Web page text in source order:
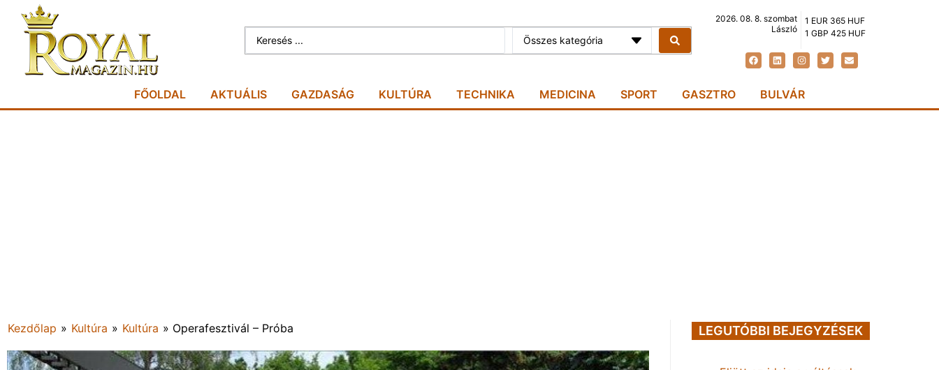
Összes kategória
2026. 08. 8. szombat
László
1 EUR 365 HUF
1 GBP 425 HUF
FŐOLDAL AKTUÁLIS GAZDASÁG KULTÚRA TECHNIKA MEDICINA SPORT GASZTRO BULVÁR
Kezdőlap » Kultúra » Kultúra » Operafesztivál – Próba LEGUTÓBBI BEJEGYZÉSEK